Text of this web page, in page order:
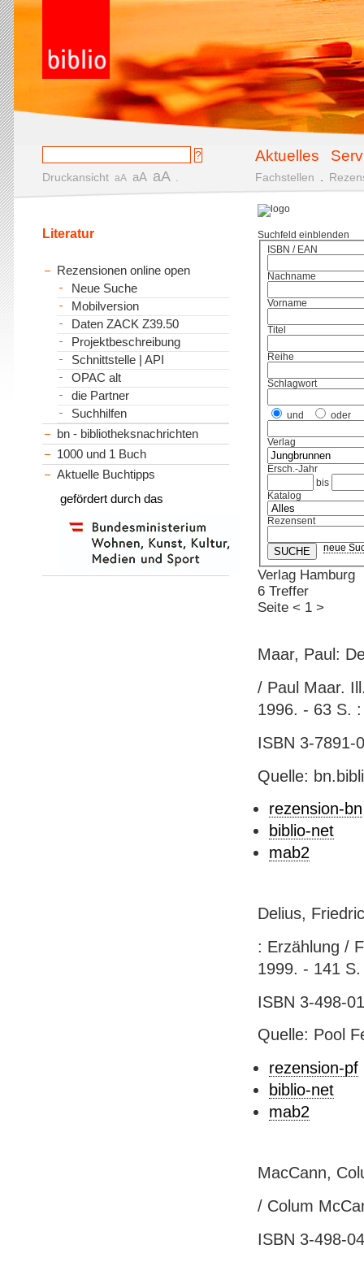
Aktuelles
Druckansicht aA aA aA Fachstellen
Suchfeld einblenden
ISBN / EAN
Nachname
Vorname
Titel
Reihe
Schlagwort
und oder
Verlag
Ersch.-Jahr
bis
Katalog
Rezensent
neue
Verlag Hamburg
6 Treffer
Seite < 1 >
Maar, Paul:
/ Paul Maar.
1996. - 63 S.
ISBN 3-7891-
Quelle:
rezension-bn
biblio-net
mab2
Delius,
: Erzählung /
1999. - 141 S.
ISBN 3-498-
Quelle: Pool
rezension-pf
biblio-net
mab2
MacCann,
/ Colum
ISBN 3-498-
Literatur
Rezensionen online open
Neue Suche
Mobilversion
Daten ZACK Z39.50
Projektbeschreibung
Schnittstelle | API
OPAC alt
die Partner
Suchhilfen
bn - bibliotheksnachrichten
1000 und 1 Buch
Aktuelle Buchtipps
gefördert durch das